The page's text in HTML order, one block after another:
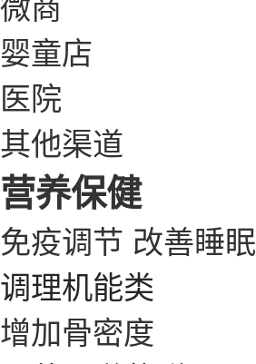
婴童店
医院
其他渠道
营养保健
免疫调节 改善睡眠
调理机能类
增加骨密度